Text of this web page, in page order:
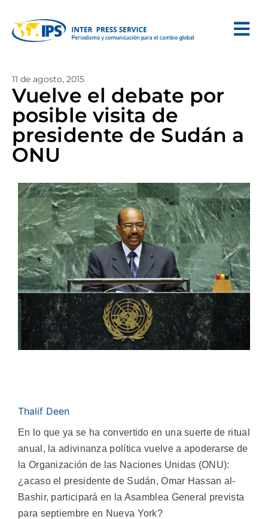
11 de agosto, 2015
Vuelve el debate por
posible visita de
presidente de Sudán a
ONU
Thalif Deen
En lo que ya se ha convertido en una suerte de ritual
anual, la adivinanza política vuelve a apoderarse de
la Organización de las Naciones Unidas (ONU):
¿acaso el presidente de Sudán, Omar Hassan al-
Bashir, participará en la Asamblea General prevista
para septiembre en Nueva York?